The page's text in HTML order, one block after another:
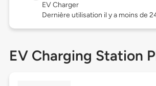
EV Charger
Dernière utilisation il y a moins de
EV Charging Station